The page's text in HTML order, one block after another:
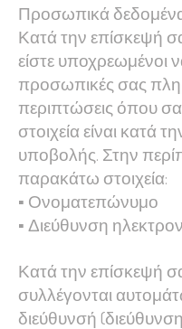
Προσωπικά
Κατά την επίσκεψή
είστε υποχρεωμένοι
προσωπικές σας
περιπτώσεις όπου
στοιχεία είναι κατά
υποβολής. Στην
παρακάτω στοιχεία:
▪ Ονοματεπώνυμο
▪ Διεύθυνση
Κατά την επίσκεψή
συλλέγονται
διεύθυνσή